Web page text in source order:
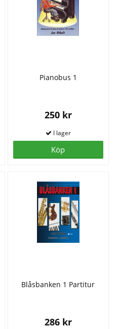
Pianobus 1
250 kr
Köp
Blåsbanken 1 Partitur
286 kr